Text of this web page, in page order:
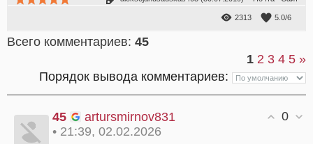
2313 5.0/6
Всего комментариев: 45
1 2 3 4 5 »
Порядок вывода комментариев:
0
45
artursmirnov831
• 21:39, 02.02.2026